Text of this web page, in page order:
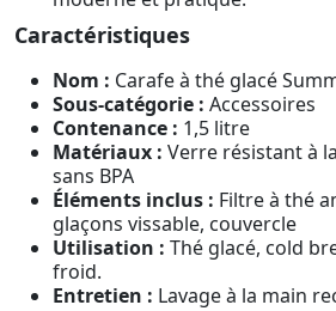
Caractéristiques
Nom : Carafe à thé glacé
Sous-catégorie : Accessoires
Contenance : 1,5 litre
Matériaux : Verre résistant à
sans BPA
Éléments inclus : Filtre à thé
glaçons vissable, couvercle
Utilisation : Thé glacé, cold
froid.
Entretien : Lavage à la main